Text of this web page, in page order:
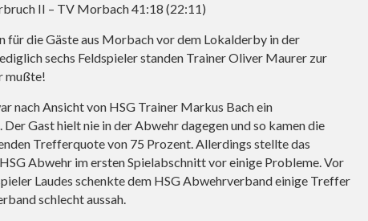
II – TV Morbach 41:18 (22:11)
für die Gäste aus Morbach vor dem Lokalderby in der
sechs Feldspieler standen Trainer Oliver Maurer zur
mußte!
nach Ansicht von HSG Trainer Markus Bach ein
Gast hielt nie in der Abwehr dagegen und so kamen die
Trefferquote von 75 Prozent. Allerdings stellte das
Abwehr im ersten Spielabschnitt vor einige Probleme. Vor
Laudes schenkte dem HSG Abwehrverband einige Treffer
schlecht aussah.